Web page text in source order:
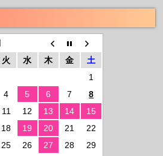
火 水 木 金
土
1
4 5 6 7
8
11 12 13 14
15
18 19 20 21
22
25 26 27 28
29